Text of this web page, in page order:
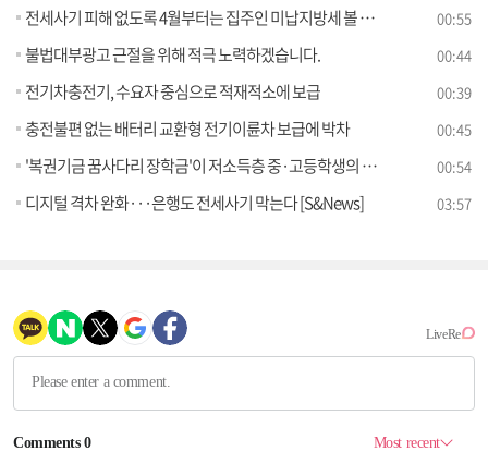
전세사기 피해 없도록 4월부터는 집주인 미납지방세 볼 수 있다 00:55
불법대부광고 근절을 위해 적극 노력하겠습니다. 00:44
전기차충전기, 수요자 중심으로 적재적소에 보급 00:39
충전불편 없는 배터리 교환형 전기이륜차 보급에 박차 00:45
'복권기금 꿈사다리 장학금'이 저소득층 중·고등학생의 꿈을 지원합니다 00:54
디지털 격차 완화···은행도 전세사기 막는다 [S&News] 03:57